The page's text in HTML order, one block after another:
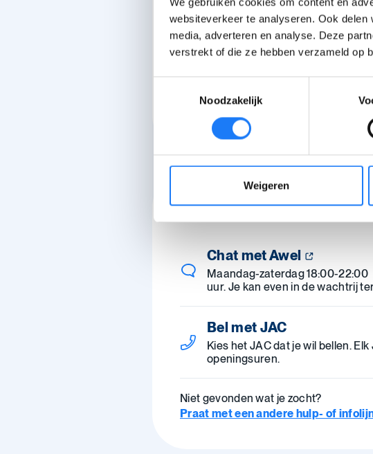
websiteverkeer te analyseren. Ook
media, adverteren en analyse. Deze
verstrekt of die ze hebben verzameld op
Noodzakelijk
Weigeren
De laatste controle van
Print dit artikel
Praat erover
Chat met Awel
Maandag-zaterdag 18:00-22:00
uur. Je kan even in de wachtrij
Bel met JAC
Kies het JAC dat je wil bellen.
openingsuren.
Niet gevonden wat je zocht?
Praat met een andere hulp- of